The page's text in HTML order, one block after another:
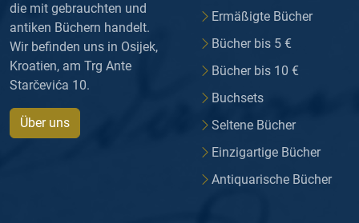
die mit gebrauchten und
antiken Büchern handelt.
Wir befinden uns in Osijek,
Kroatien, am Trg Ante
Starčevića 10.
Über uns
Ermäßigte Bücher
Bücher bis 5 €
Bücher bis 10 €
Buchsets
Seltene Bücher
Einzigartige Bücher
Antiquarische Bücher